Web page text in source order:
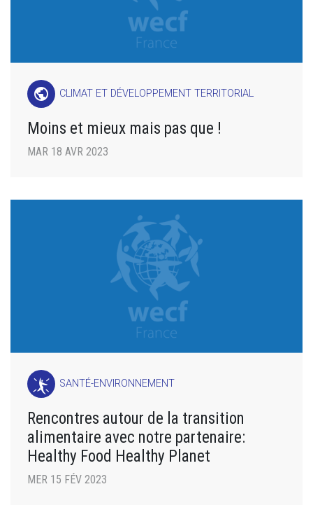
public CLIMAT ET DÉVELOPPEMENT TERRITORIAL
Moins et mieux mais pas que !
MAR 18 AVR 2023
SANTÉ-ENVIRONNEMENT
Rencontres autour de la transition
alimentaire avec notre partenaire:
Healthy Food Healthy Planet
MER 15 FÉV 2023